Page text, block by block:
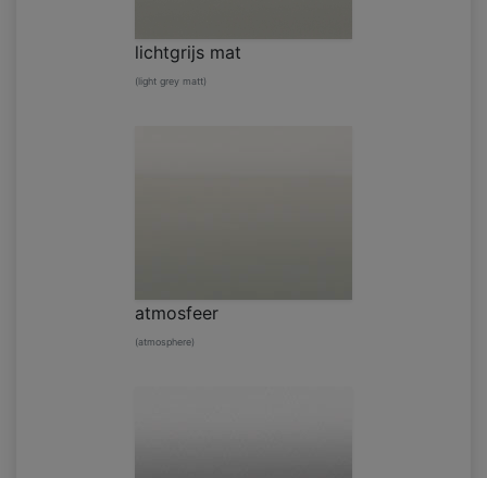
lichtgrijs mat
(light grey matt)
atmosfeer
(atmosphere)